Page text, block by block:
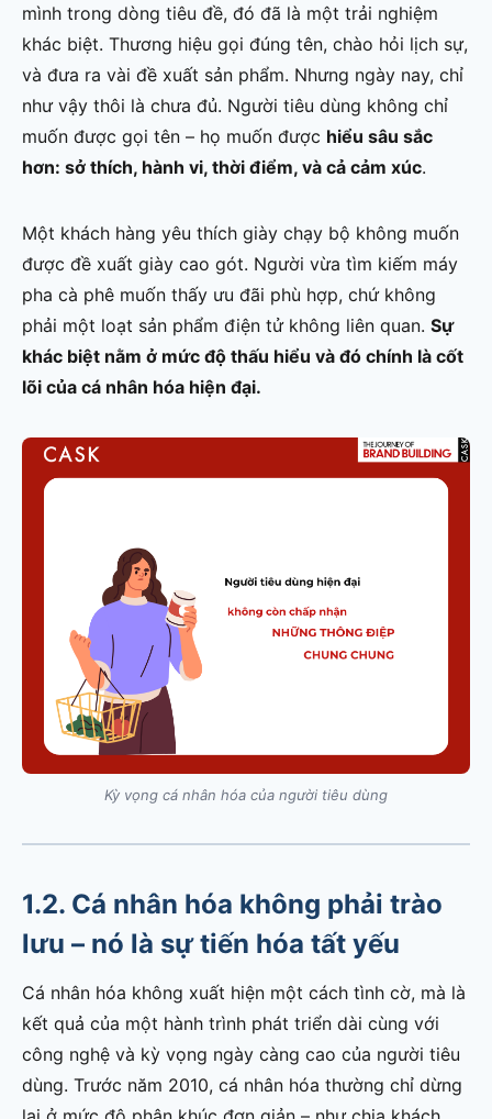
mình trong dòng tiêu đề, đó đã là một trải nghiệm
khác biệt. Thương hiệu gọi đúng tên, chào hỏi lịch sự,
và đưa ra vài đề xuất sản phẩm. Nhưng ngày nay, chỉ
như vậy thôi là chưa đủ. Người tiêu dùng không chỉ
muốn được gọi tên – họ muốn được hiểu sâu sắc
hơn: sở thích, hành vi, thời điểm, và cả cảm xúc.
Một khách hàng yêu thích giày chạy bộ không muốn
được đề xuất giày cao gót. Người vừa tìm kiếm máy
pha cà phê muốn thấy ưu đãi phù hợp, chứ không
phải một loạt sản phẩm điện tử không liên quan. Sự
khác biệt nằm ở mức độ thấu hiểu và đó chính là cốt
lõi của cá nhân hóa hiện đại.
Kỳ vọng cá nhân hóa của người tiêu dùng
1.2. Cá nhân hóa không phải trào
lưu – nó là sự tiến hóa tất yếu
Cá nhân hóa không xuất hiện một cách tình cờ, mà là
kết quả của một hành trình phát triển dài cùng với
công nghệ và kỳ vọng ngày càng cao của người tiêu
dùng. Trước năm 2010, cá nhân hóa thường chỉ dừng